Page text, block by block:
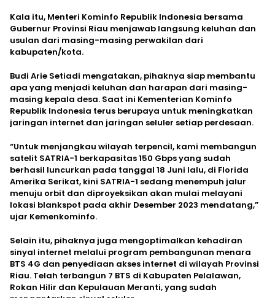
Kala itu, Menteri Kominfo Republik Indonesia bersama
Gubernur Provinsi Riau menjawab langsung keluhan dan
usulan dari masing-masing perwakilan dari
kabupaten/kota.
Budi Arie Setiadi mengatakan, pihaknya siap membantu
apa yang menjadi keluhan dan harapan dari masing-
masing kepala desa. Saat ini Kementerian Kominfo
Republik Indonesia terus berupaya untuk meningkatkan
jaringan internet dan jaringan seluler setiap perdesaan.
“Untuk menjangkau wilayah terpencil, kami membangun
satelit SATRIA-1 berkapasitas 150 Gbps yang sudah
berhasil luncurkan pada tanggal 18 Juni lalu, di Florida
Amerika Serikat, kini SATRIA-1 sedang menempuh jalur
menuju orbit dan diproyeksikan akan mulai melayani
lokasi blankspot pada akhir Desember 2023 mendatang,”
ujar Kemenkominfo.
Selain itu, pihaknya juga mengoptimalkan kehadiran
sinyal internet melalui program pembangunan menara
BTS 4G dan penyediaan akses internet di wilayah Provinsi
Riau. Telah terbangun 7 BTS di Kabupaten Pelalawan,
Rokan Hilir dan Kepulauan Meranti, yang sudah